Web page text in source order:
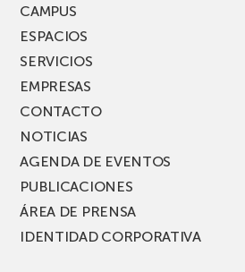
CAMPUS
ESPACIOS
SERVICIOS
EMPRESAS
CONTACTO
NOTICIAS
AGENDA DE EVENTOS
PUBLICACIONES
ÁREA DE PRENSA
IDENTIDAD CORPORATIVA